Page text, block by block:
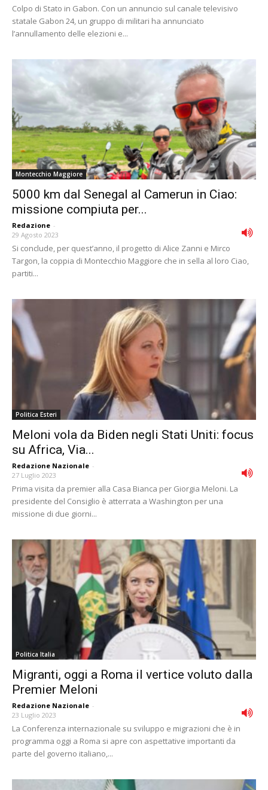
Colpo di Stato in Gabon. Con un annuncio sul canale televisivo
statale Gabon 24, un gruppo di militari ha annunciato
l’annullamento delle elezioni e...
Montecchio Maggiore
5000 km dal Senegal al Camerun in Ciao:
missione compiuta per...
Redazione -
29 Agosto 2023
Si conclude, per quest’anno, il progetto di Alice Zanni e Mirco
Targon, la coppia di Montecchio Maggiore che in sella al loro Ciao,
partiti...
Politica Esteri
Meloni vola da Biden negli Stati Uniti: focus
su Africa, Via...
Redazione Nazionale -
27 Luglio 2023
Prima visita da premier alla Casa Bianca per Giorgia Meloni. La
presidente del Consiglio è atterrata a Washington per una
missione di due giorni...
Politica Italia
Migranti, oggi a Roma il vertice voluto dalla
Premier Meloni
Redazione Nazionale -
23 Luglio 2023
La Conferenza internazionale su sviluppo e migrazioni che è in
programma oggi a Roma si apre con aspettative importanti da
parte del governo italiano,...